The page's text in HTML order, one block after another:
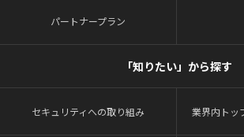
パートナープラン
「知りたい」から探す
セキュリティへの取り組み 業界内トッ